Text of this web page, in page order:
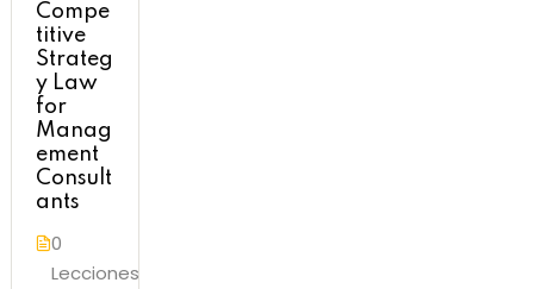
Compe
titive
Strateg
y Law
for
Manag
ement
Consult
ants
0
Lecciones